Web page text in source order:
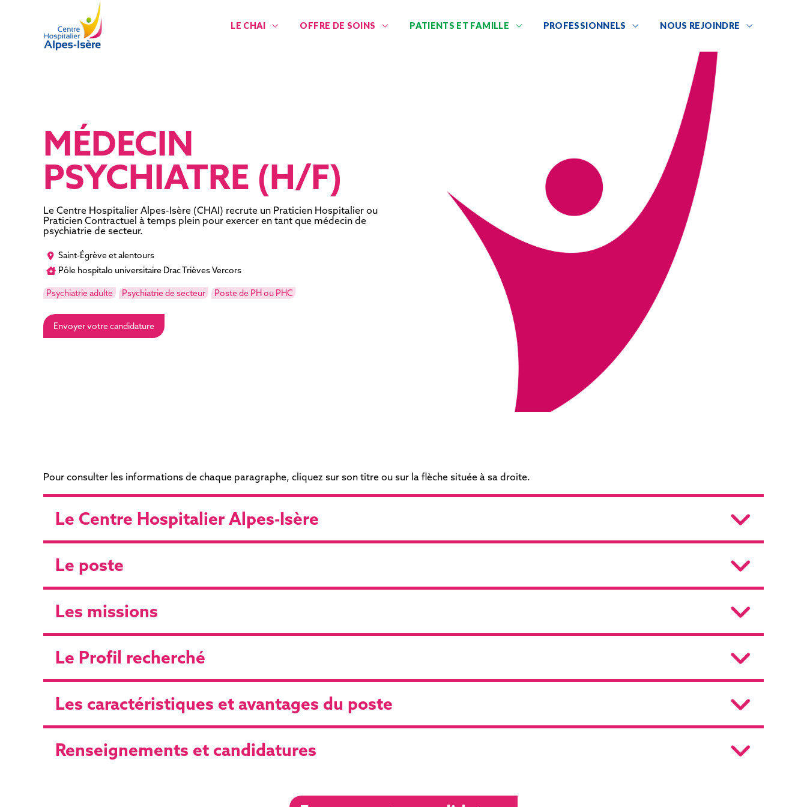
LE CHAI OFFRE DE SOINS PATIENTS ET FAMILLE PROFESSIONNELS NOUS REJOINDRE
MÉDECIN
PSYCHIATRE (H/F)
Le Centre Hospitalier Alpes-Isère (CHAI) recrute un Praticien Hospitalier ou
Praticien Contractuel à temps plein pour exercer en tant que médecin de
psychiatrie de secteur.
Saint-Égrève et alentours
Pôle hospitalo universitaire Drac Trièves Vercors
Psychiatrie adulte Psychiatrie de secteur Poste de PH ou PHC
Envoyer votre candidature
Pour consulter les informations de chaque paragraphe, cliquez sur son titre ou sur la flèche située à sa droite.
Le Centre Hospitalier Alpes-Isère
Le poste
Les missions
Le Profil recherché
Les caractéristiques et avantages du poste
Renseignements et candidatures